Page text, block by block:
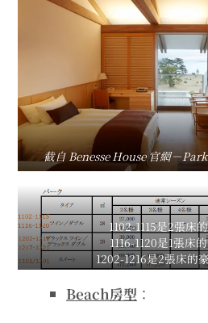
截自 Benesse House 官網－
1102-1115是2張床
1116-1120是1張床
1202-1216是2張床的
1217-1221是1張床的
1101、1201(2樓)是可以睡
Beach房型 ：